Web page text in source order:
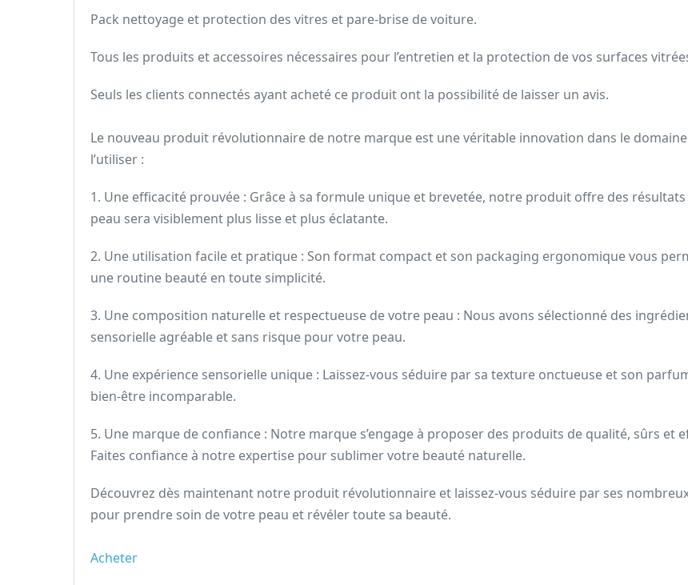
Pack nettoyage et protection des vitres et pare-brise de voiture.
Tous les produits et accessoires nécessaires pour l’entretien et la protection de vos surfaces
Seuls les clients connectés ayant acheté ce produit ont la possibilité de laisser un avis.
Le nouveau produit révolutionnaire de notre marque est une véritable innovation dans le
l’utiliser :
1. Une efficacité prouvée : Grâce à sa formule unique et brevetée, notre produit offre des
peau sera visiblement plus lisse et plus éclatante.
2. Une utilisation facile et pratique : Son format compact et son packaging ergonomique vous
une routine beauté en toute simplicité.
3. Une composition naturelle et respectueuse de votre peau : Nous avons sélectionné des
sensorielle agréable et sans risque pour votre peau.
4. Une expérience sensorielle unique : Laissez-vous séduire par sa texture onctueuse et son
bien-être incomparable.
5. Une marque de confiance : Notre marque s’engage à proposer des produits de qualité, sûrs et
Faites confiance à notre expertise pour sublimer votre beauté naturelle.
Découvrez dès maintenant notre produit révolutionnaire et laissez-vous séduire par ses
pour prendre soin de votre peau et révéler toute sa beauté.
Acheter